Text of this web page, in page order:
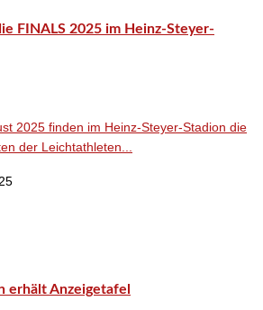
FINALS 2025 im Heinz-Steyer-
2025 finden im Heinz-Steyer-Stadion die
der Leichtathleten...
erhält Anzeigetafel